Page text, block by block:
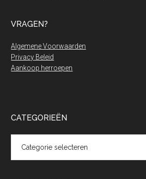
VRAGEN?
Algemene Voorwaarden
Privacy Beleid
Aankoop herroepen
CATEGORIEËN